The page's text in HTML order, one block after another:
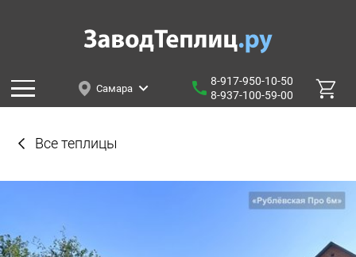
Самара
8-917-950-10-50
8-937-100-59-00
Все теплицы